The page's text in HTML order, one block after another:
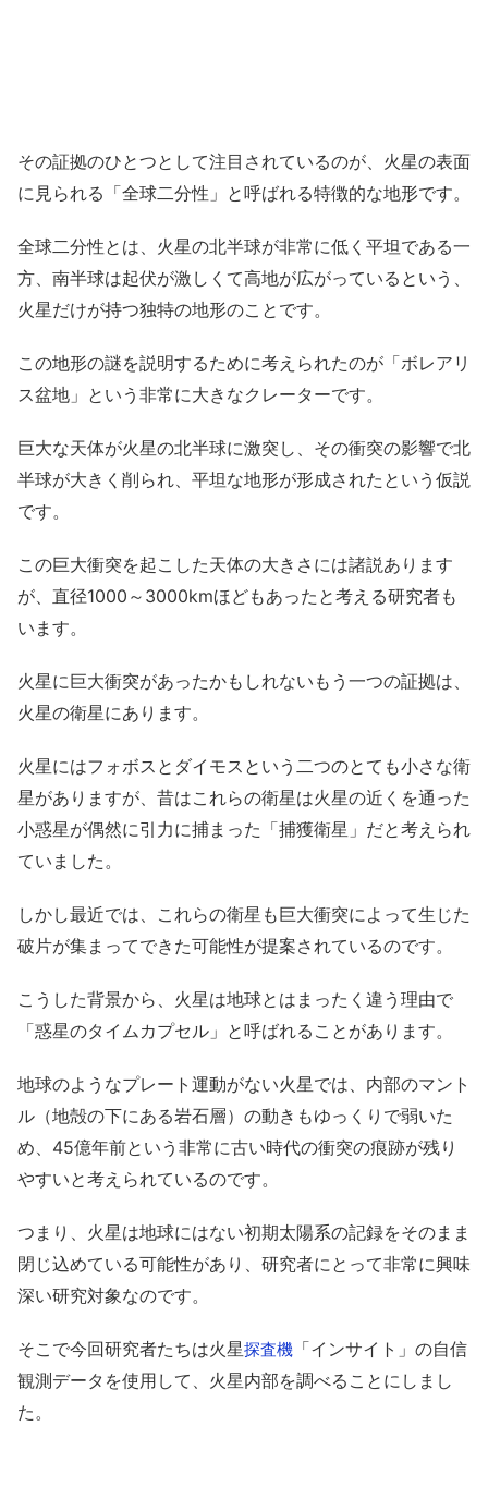
その証拠のひとつとして注目されているのが、火星の表面
に見られる「全球二分性」と呼ばれる特徴的な地形です。
全球二分性とは、火星の北半球が非常に低く平坦である一
方、南半球は起伏が激しくて高地が広がっているという、
火星だけが持つ独特の地形のことです。
この地形の謎を説明するために考えられたのが「ボレアリ
ス盆地」という非常に大きなクレーターです。
巨大な天体が火星の北半球に激突し、その衝突の影響で北
半球が大きく削られ、平坦な地形が形成されたという仮説
です。
この巨大衝突を起こした天体の大きさには諸説あります
が、直径1000～3000kmほどもあったと考える研究者も
います。
火星に巨大衝突があったかもしれないもう一つの証拠は、
火星の衛星にあります。
火星にはフォボスとダイモスという二つのとても小さな衛
星がありますが、昔はこれらの衛星は火星の近くを通った
小惑星が偶然に引力に捕まった「捕獲衛星」だと考えられ
ていました。
しかし最近では、これらの衛星も巨大衝突によって生じた
破片が集まってできた可能性が提案されているのです。
こうした背景から、火星は地球とはまったく違う理由で
「惑星のタイムカプセル」と呼ばれることがあります。
地球のようなプレート運動がない火星では、内部のマント
ル（地殻の下にある岩石層）の動きもゆっくりで弱いた
め、45億年前という非常に古い時代の衝突の痕跡が残り
やすいと考えられているのです。
つまり、火星は地球にはない初期太陽系の記録をそのまま
閉じ込めている可能性があり、研究者にとって非常に興味
深い研究対象なのです。
そこで今回研究者たちは火星探査機 「インサイト」の自信
観測データを使用して、火星内部を調べることにしまし
た。